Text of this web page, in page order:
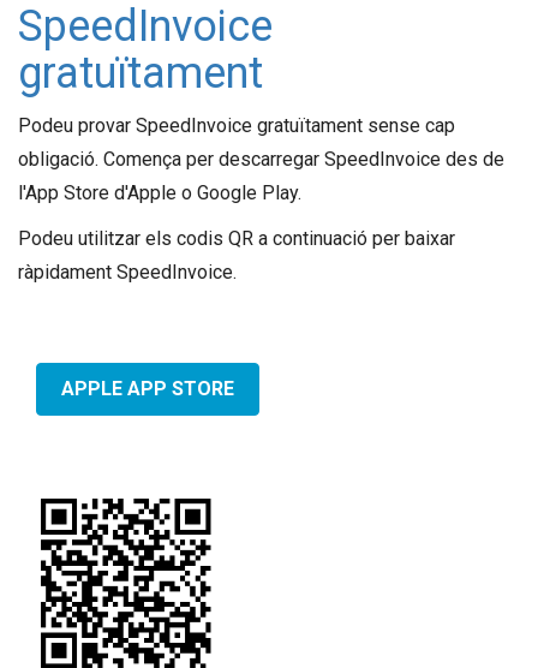
SpeedInvoice
gratuïtament
Podeu provar SpeedInvoice gratuïtament sense cap
obligació. Comença per descarregar SpeedInvoice des de
l'App Store d'Apple o Google Play.
Podeu utilitzar els codis QR a continuació per baixar
ràpidament SpeedInvoice.
APPLE APP STORE